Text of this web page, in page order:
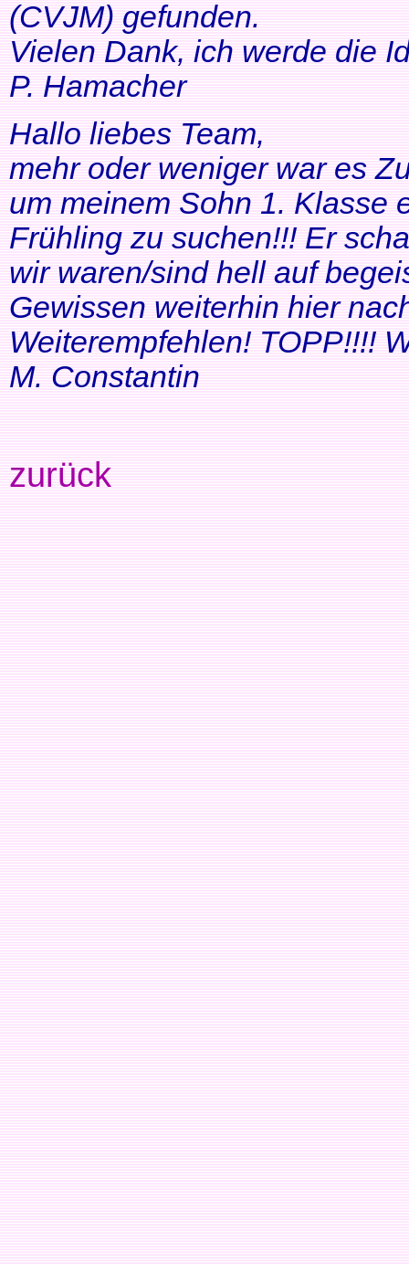
(CVJM) gefunden.
Vielen Dank, ich werde die
P. Hamacher
Hallo liebes Team,
mehr oder weniger war es
um meinem Sohn 1. Klasse
Frühling zu suchen!!! Er
wir waren/sind hell auf
Gewissen weiterhin hier
Weiterempfehlen! TOPP!!!!
M. Constantin
zurück